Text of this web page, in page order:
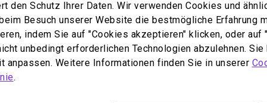
den Schutz Ihrer Daten. Wir verwenden Cookies und
Besuch unserer Website die bestmögliche Erfahrung
indem Sie auf "Cookies akzeptieren" klicken, oder auf
unbedingt erforderlichen Technologien abzulehnen.
anpassen. Weitere Informationen finden Sie in unserer
.
08-01
GM
Update:2011/09/20
Sprache: German
Dateigröße:5.91 MB